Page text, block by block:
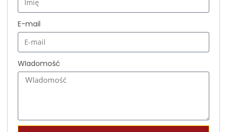
E-mail
WIadomość